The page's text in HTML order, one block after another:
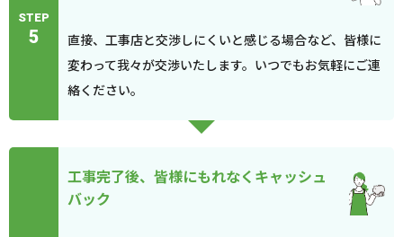
STEP
5
直接、工事店と交渉しにくいと感じる場合など、皆様に
変わって我々が交渉いたします。いつでもお気軽にご連
絡ください。
工事完了後、皆様にもれなくキャッシュ
バック